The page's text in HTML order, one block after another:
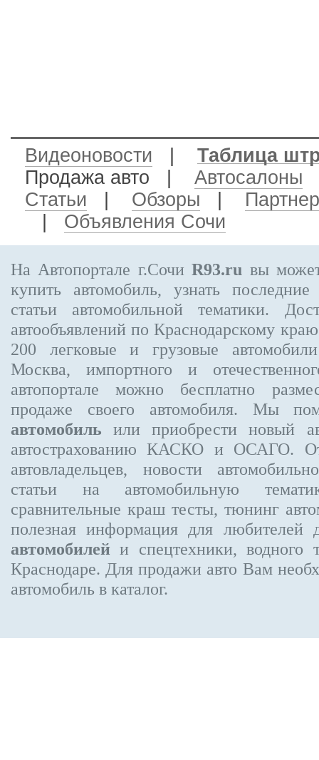
Видеоновости
Таблица
Продажа авто
Автосалоны
Статьи
Обзоры
Объявления Сочи
На Автопортале г.СочиR93.ru вы
купить автомобиль, узнать
статьи автомобильной тематики.
автообъявлений по Краснодарскому
200 легковые и грузовые
Москва, импортного и
автопортале можно бесплатно
продаже своего автомобиля. Мы
автомобиль или приобрести новый
автострахованию КАСКО и ОСАГО.
автовладельцев, новости
статьи на автомобильную
сравнительные краш тесты, тюнинг
полезная информация для любителей
автомобилей и спецтехники, водного
Краснодаре. Для продажи авто Вам
автомобиль в каталог.